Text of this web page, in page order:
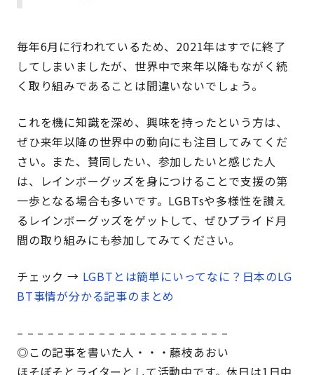
毎年6月に行われているため、2021年はすでに終了
してしまいましたが、世界中で来年以降もながく続
く取り組みであることは間違いないでしょう。
これを機に知識を深め、興味を持ったという方は、
ぜひ来年以降の世界中の動向にも注目してみてくだ
さい。また、賛同したい、参加したいと感じた人
は、レインボーグッズを身につけることで支援の第
一歩となる場合も多いです。LGBTsや多様性を讃え
るレインボーグッズをゲットして、ぜひプライド月
間の取り組みにも参加してみてください。
チェック → LGBTとは簡単にいってなに？日本のLG
BT事情が分かる記事のまとめ
– – – – – – – – – – – – – – – – – – – – –
◎この記事を書いた人・・・藤枝あおい